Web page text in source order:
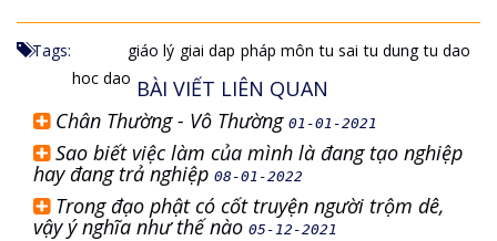
Tags: giáo lý giai dap pháp môn tu sai tu dung tu dao
hoc dao BÀI VIẾT LIÊN QUAN
Chân Thường - Vô Thường 01-01-2021
Sao biết việc làm của mình là đang tạo nghiệp
hay đang trả nghiệp 08-01-2022
Trong đạo phật có cốt truyện người trộm dê,
vậy ý nghĩa như thế nào 05-12-2021